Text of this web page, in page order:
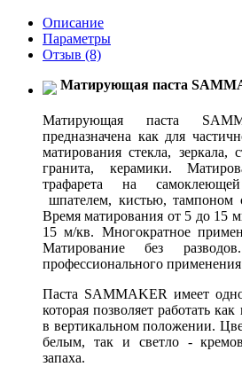
Описание
Параметры
Отзыв (8)
Матирующая паста
Матирующая паста
предназначена как для
матирования стекла, зеркала,
гранита, керамики.
трафарета на
шпателем, кистью,
Время матирования от 5 до 15
15 м/кв. Многократное
Матирование без
профессионального
Паста SAMMAKER имеет
которая позволяет работать
в вертикальном положении.
белым, так и светло -
запаха.